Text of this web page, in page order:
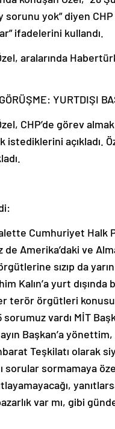
sorunu yok” diyen
ifadelerini kullandı.
aralarında
YURTDIŞI
CHP’de görev
istediklerini açıkladı.
Cumhuriyet
Amerika’daki ve
sızıp da
Kalın’a yurt
terör örgütleri
vardı MİT
Başkan’a
Teşkilatı olarak
sorular sormamaya
var mı, gibi